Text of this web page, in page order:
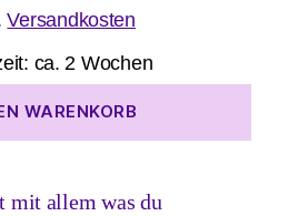
Versandkosten
ca. 2 Wochen
WARENKORB